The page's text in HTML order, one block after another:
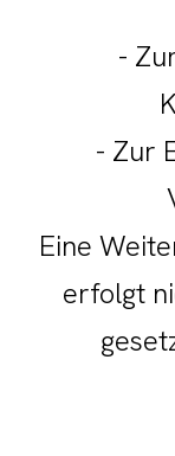
-
- Zur
Eine
erfolgt